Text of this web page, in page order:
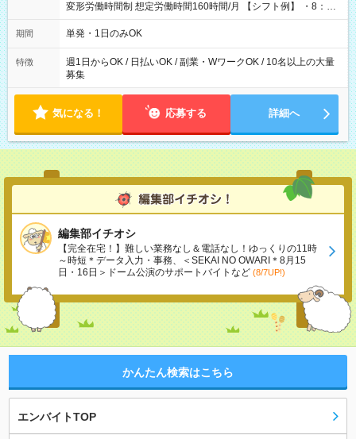
変形労働時間制 想定労働時間160時間/月 【シフト例】 ・8：00
～21：00
期間 単発・1日のみOK
特徴
週1日からOK / 日払いOK / 副業・WワークOK / 10名以上の大量
募集
気になる！ 応募する 詳細へ
編集部イチオシ
【完全在宅！】難しい業務なし＆電話なし！ゆっくりの11時
～時短＊データ入力・事務、＜SEKAI NO OWARI＊8月15
日・16日＞ドーム公演のサポートバイトなど (8/7UP!)
かんたん検索はこちら
エンバイトTOP